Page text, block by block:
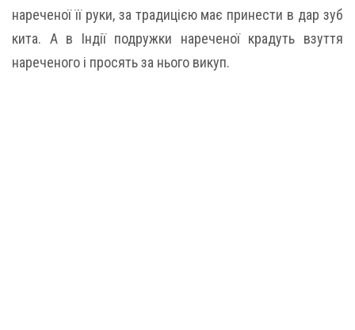
нареченої її руки, за традицією має принести в дар зуб
кита. А в Індії подружки нареченої крадуть взуття
нареченого і просять за нього викуп.